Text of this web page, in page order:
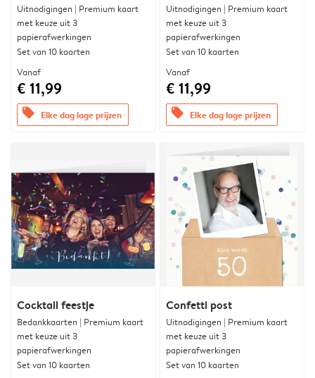
Uitnodigingen | Premium kaart
met keuze uit 3
papierafwerkingen
Set van 10 kaarten
Vanaf
€ 11,99
offers Elke dag lage prijzen
Uitnodigingen | Premium kaart
met keuze uit 3
papierafwerkingen
Set van 10 kaarten
Vanaf
€ 11,99
offers Elke dag lage prijzen
Cocktail feestje
Bedankkaarten | Premium kaart
met keuze uit 3
papierafwerkingen
Set van 10 kaarten
Confetti post
Uitnodigingen | Premium kaart
met keuze uit 3
papierafwerkingen
Set van 10 kaarten